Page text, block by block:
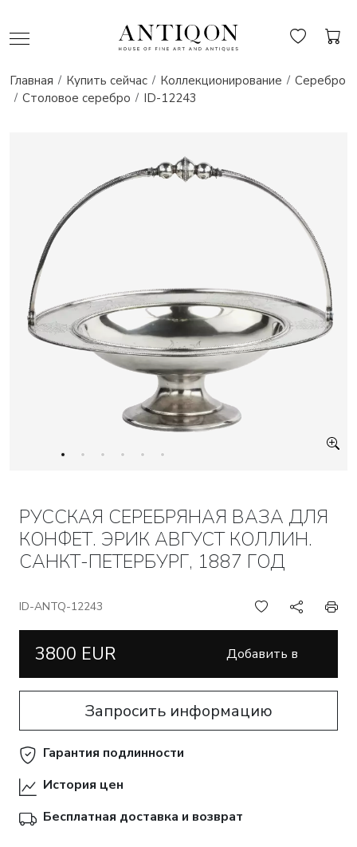
Главная Купить сейчас Коллекционирование
Серебро
Столовое серебро
ID-12243
РУССКАЯ СЕРЕБРЯНАЯ ВАЗА ДЛЯ
КОНФЕТ. ЭРИК АВГУСТ КОЛЛИН.
САНКТ-ПЕТЕРБУРГ, 1887 ГОД
ID-ANTQ-12243
3800 EUR Добавить в
корзину
Запросить информацию
Гарантия подлинности
История цен
Бесплатная доставка и возврат